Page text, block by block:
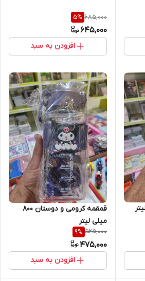
685,000
5%
645,000
افزودن به سبد
قمقمه کرومی و دوستان 800
میلی لیتر
525,000
9%
475,000
افزودن به سبد